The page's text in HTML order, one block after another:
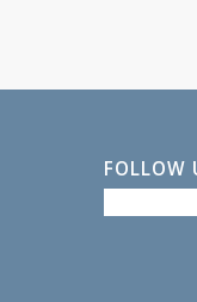
FOLLOW